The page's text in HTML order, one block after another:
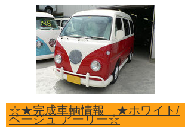
☆★完成車輌情報 ★ホワイト/
ベージュ アーリー☆